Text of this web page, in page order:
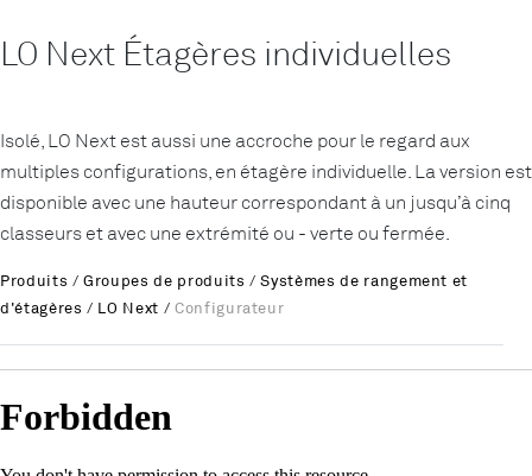
LO Next Étagères individuelles
Isolé, LO Next est aussi une accroche pour le regard aux
multiples configurations, en étagère individuelle. La version est
disponible avec une hauteur correspondant à un jusqu’à cinq
classeurs et avec une extrémité ou - verte ou fermée.
Produits /Groupes de produits /Systèmes de rangement et
d'étagères / LO Next / Configurateur